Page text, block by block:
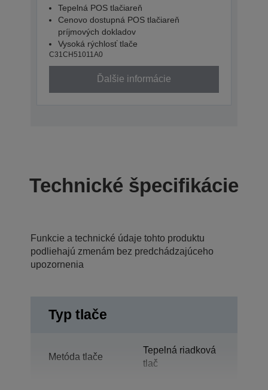
Tepelná POS tlačiareň
Cenovo dostupná POS tlačiareň
príjmových dokladov
Vysoká rýchlosť tlače
C31CH51011A0
Ďalšie informácie
Technické špecifikácie
Funkcie a technické údaje tohto produktu
podliehajú zmenám bez predchádzajúceho
upozornenia
Typ tlače
Metóda tlače
Tepelná riadková
tlač